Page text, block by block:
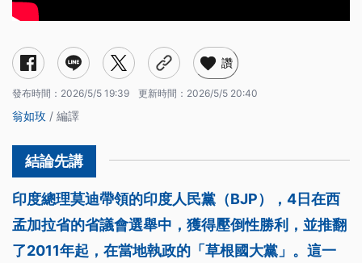
讚
發布時間： 2026/5/5 19:39 更新時間： 2026/5/5 20:40
翁如玫 / 編譯
印度總理莫迪帶領的印度人民黨（BJP），4日在西
孟加拉省的省議會選舉中，獲得壓倒性勝利，並推翻
了2011年起，在當地執政的「草根國大黨」。這一